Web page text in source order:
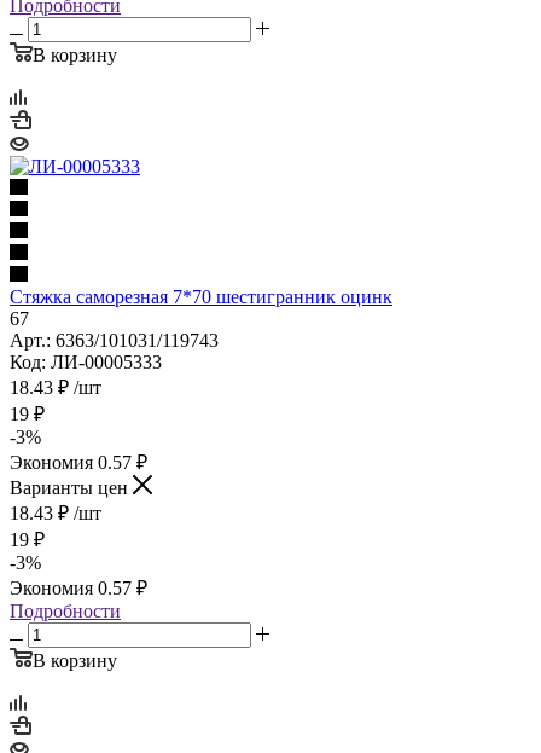
Подробности
В корзину
Стяжка саморезная 7*70 шестигранник оцинк
67
Арт.: 6363/101031/119743
Код: ЛИ-00005333
18.43 ₽ /шт
19 ₽
-3%
Экономия 0.57 ₽
Варианты цен
18.43 ₽ /шт
19 ₽
-3%
Экономия 0.57 ₽
Подробности
В корзину